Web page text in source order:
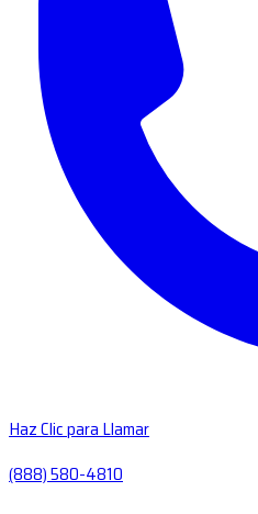
Haz Clic para Llamar
(888) 580-4810